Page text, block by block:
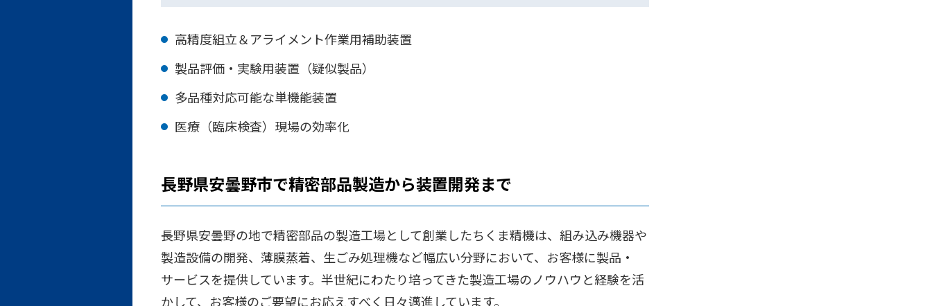
高精度組立＆アライメント作業用補助装置
製品評価・実験用装置（疑似製品）
多品種対応可能な単機能装置
医療（臨床検査）現場の効率化
長野県安曇野市で精密部品製造から装置開発まで
長野県安曇野の地で精密部品の製造工場として創業したちくま精機は、組み込み機器や
製造設備の開発、薄膜蒸着、生ごみ処理機など幅広い分野において、お客様に製品・
サービスを提供しています。半世紀にわたり培ってきた製造工場のノウハウと経験を活
かして、お客様のご要望にお応えすべく日々邁進しています。